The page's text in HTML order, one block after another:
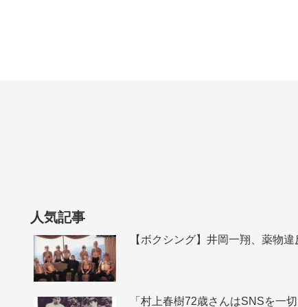
人気記事
【ボクシング】井岡一翔、薬物
「村上春樹72歳さんはSNSを一